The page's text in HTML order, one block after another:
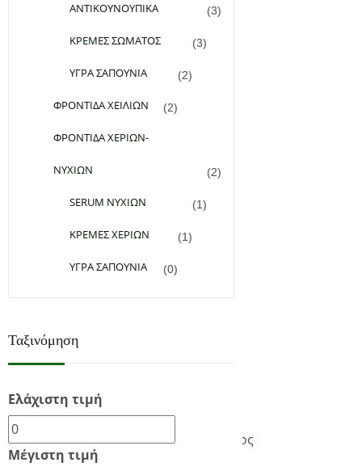
ΑΝΤΙΚΟΥΝΟΥΠΙΚΑ (3)
ΚΡΕΜΕΣ ΣΩΜΑΤΟΣ (3)
ΥΓΡΑ ΣΑΠΟΥΝΙΑ (2)
ΦΡΟΝΤΙΔΑ ΧΕΙΛΙΩΝ (2)
ΦΡΟΝΤΙΔΑ ΧΕΡΙΩΝ-
ΝΥΧΙΩΝ (2)
SERUM ΝΥΧΙΩΝ (1)
ΚΡΕΜΕΣ ΧΕΡΙΩΝ (1)
ΥΓΡΑ ΣΑΠΟΥΝΙΑ (0)
Ταξινόμηση
Ελάχιστη τιμή
Μέγιστη τιμή
5,00€
(0)
Προσθήκη στο καλάθι
Εμφάνιση του μοναδικού αποτελέσματος